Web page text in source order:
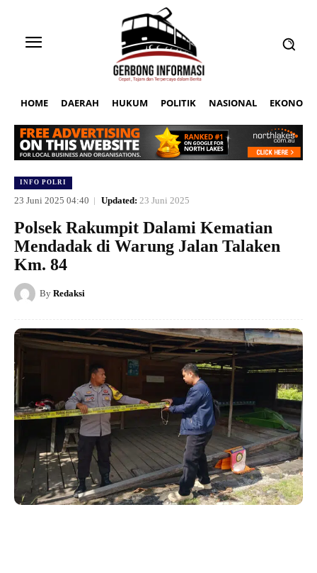
HOME DAERAH HUKUM POLITIK NASIONAL EKONOMI
INFO POLRI
23 Juni 2025 04:40 Updated: 23 Juni 2025
Polsek Rakumpit Dalami Kematian
Mendadak di Warung Jalan Talaken
Km. 84
By Redaksi